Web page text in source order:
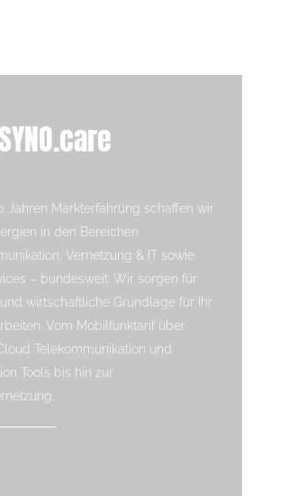
Jahren Markterfahrung schaffen wir
in den Bereichen
Vernetzung & IT sowie
– bundesweit. Wir sorgen für
wirtschaftliche Grundlage für Ihr
Vom Mobilfunktarif über
Telekommunikation und
Tools bis hin zur